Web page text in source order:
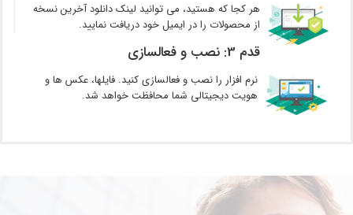
هر کجا که هستید، می توانید لینک دانلود آخرین نسخه
از محصولات را در ایمیل خود دریافت نمایید.
قدم 3: نصب و فعالسازی
نرم افزار را نصب و فعالسازی کنید. فایلها، عکس ها و
هویت دیجیتالی شما محافظت خواهد شد.